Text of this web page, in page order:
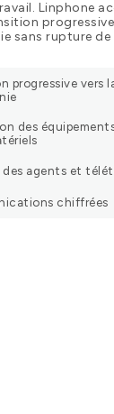
Linphone
sans rupture de
progressive vers
des
des agents et
chiffrées